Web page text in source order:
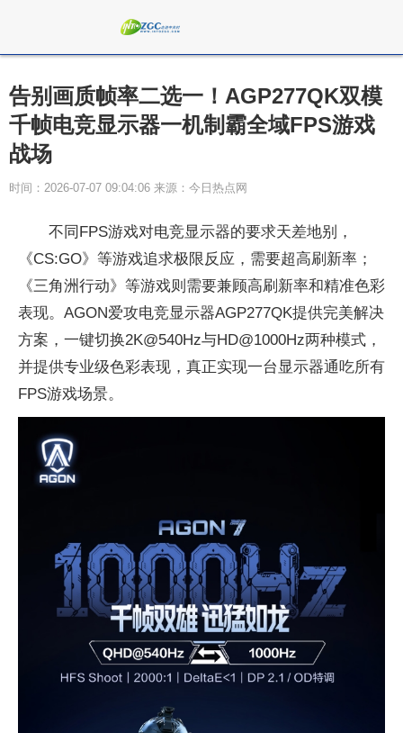
告别画质帧率二选一！AGP277QK双模
千帧电竞显示器一机制霸全域FPS游戏
战场
时间：2026-07-07 09:04:06 来源：今日热点网
不同FPS游戏对电竞显示器的要求天差地别，
《CS:GO》等游戏追求极限反应，需要超高刷新率；
《三角洲行动》等游戏则需要兼顾高刷新率和精准色彩
表现。AGON爱攻电竞显示器AGP277QK提供完美解决
方案，一键切换2K@540Hz与HD@1000Hz两种模式，
并提供专业级色彩表现，真正实现一台显示器通吃所有
FPS游戏场景。